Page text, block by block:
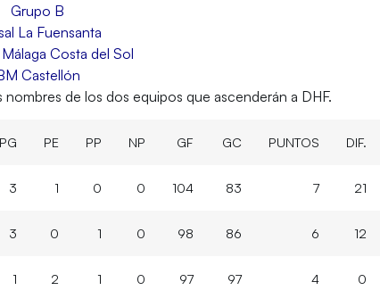
Grupo B
La Fuensanta
Costa del Sol
Castellón
de los dos equipos que ascenderán a DHF.
PG PE PP NP GF GC PUNTOS DIF.
3 1 0 0 104 83 7 21
3 0 1 0 98 86 6 12
1 2 1 0 97 97 4 0